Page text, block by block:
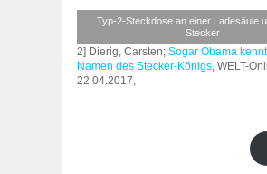
Typ-2-Steckdose an einer Ladesäule
Stecker
2] Dierig, Carsten; Sogar Obama
Namen des Stecker-Königs , WELT-
22.04.2017,